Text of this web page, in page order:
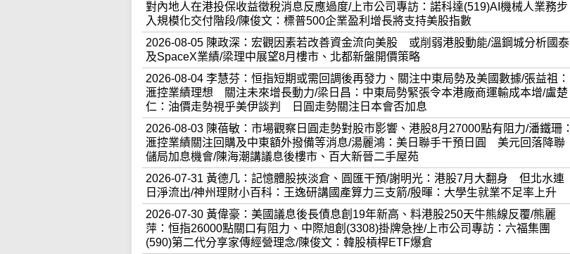
對內地人在港投保收益徵稅消息反應過度/上市公司專訪：諾科達(519)AI機械人業務步
入規模化交付階段/陳俊文：標普500企業盈利增長將支持美股指數
2026-08-05 陳政深：宏觀因素若改善資金流向美股 或削弱港股動能/溫鋼城分析國泰
及SpaceX業績/梁理中展望8月樓市、北都新盤開價策略
2026-08-04 李慧芬：恒指短期或需回調後再發力、關注中東局勢及美國數據/張益祖：
滙控業績理想 關注未來增長動力/梁日昌：中東局勢緊張令本港廠商運輸成本增/盧楚
仁：油價走勢視乎美伊談判 日圓走勢關注日本會否加息
2026-08-03 陳蓓敏：市場觀察日圓走勢對股市影響、港股8月27000點有阻力/潘鐵珊：
滙控業績關注回購及中東額外撥備等消息/湯麗鴻：美日聯手干預日圓 美元回落降聯
儲局加息機會/陳海潮講議息後樓市、百大新晉二手屋苑
2026-07-31 黃德几：記憶體股挾淡倉、圓匯干預/謝明光：港股7月大翻身 但北水連
日淨流出/神州理財小百科：王逸研講國產算力三支箭/殷暉：大學生就業不足率上升
2026-07-30 黃偉豪：美國議息後長債息創19年新高、料港股250天牛熊線反覆/熊麗
萍：恒指26000點關口有阻力、中際旭創(3308)掛牌急挫/上市公司專訪：六福集團
(590)第二代分享家傳經營理念/陳俊文：韓股槓桿ETF爆倉